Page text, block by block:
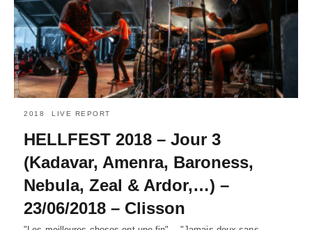
and
hit
enter:
2018 LIVE REPORT
HELLFEST 2018 – Jour 3
(Kadavar, Amenra, Baroness,
Nebula, Zeal & Ardor,…) –
23/06/2018 – Clisson